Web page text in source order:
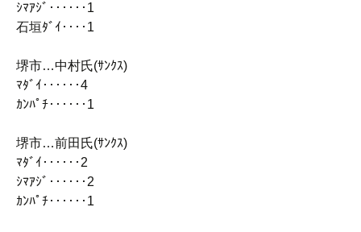
ｼﾏｱｼﾞ‥‥‥1
石垣ﾀﾞｲ‥‥1
堺市…中村氏(ｻﾝｸｽ)
ﾏﾀﾞｲ‥‥‥4
ｶﾝﾊﾟﾁ‥‥‥1
堺市…前田氏(ｻﾝｸｽ)
ﾏﾀﾞｲ‥‥‥2
ｼﾏｱｼﾞ‥‥‥2
ｶﾝﾊﾟﾁ‥‥‥1